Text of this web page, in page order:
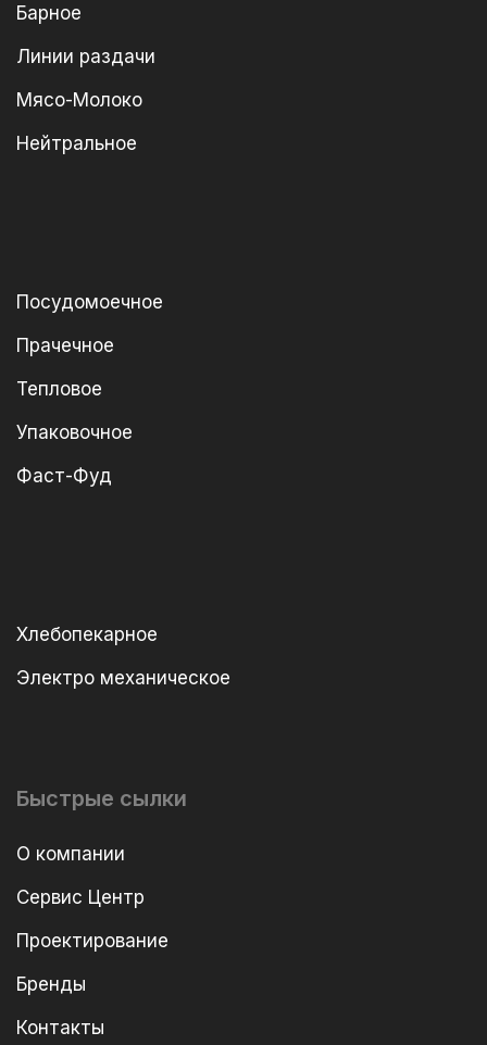
Барное
Линии раздачи
Мясо-Молоко
Нейтральное
Посудомоечное
Прачечное
Тепловое
Упаковочное
Фаст-Фуд
Хлебопекарное
Электро механическое
Быстрые сылки
О компании
Сервис Центр
Проектирование
Бренды
Контакты